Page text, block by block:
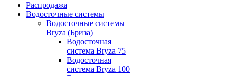
Распродажа
Водосточные системы
Водосточные системы
Bryza (Бриза)
Водосточная
система Bryza 75
Водосточная
система Bryza 100